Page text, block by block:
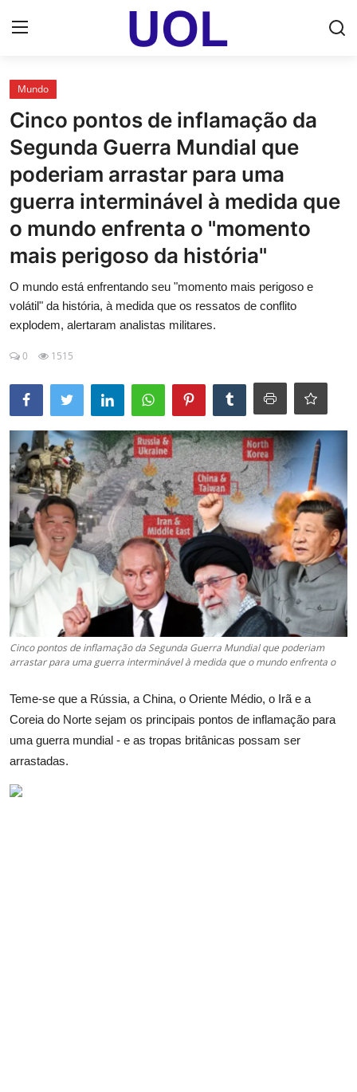
Home
UOL Email Entrar
UOL ADS
Uol pt Bate Papo Gratis
Economia
Política
Tecnologia e Games
Mundo
Cinco pontos de inflamação da
Segunda Guerra Mundial que
poderiam arrastar para uma
guerra interminável à medida que
o mundo enfrenta o "momento
mais perigoso da história"
O mundo está enfrentando seu "momento mais perigoso e
volátil" da história, à medida que os ressatos de conflito
explodem, alertaram analistas militares.
0 1515
Cinco pontos de inflamação da Segunda Guerra Mundial que poderiam
arrastar para uma guerra interminável à medida que o mundo enfrenta o
Teme-se que a Rússia, a China, o Oriente Médio, o Irã e a
Coreia do Norte sejam os principais pontos de inflamação para
uma guerra mundial - e as tropas britânicas possam ser
arrastadas.